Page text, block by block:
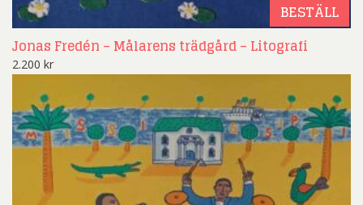
BESTÄLL
Jonas Fredén – Målarens trädgård – Litografi
2.200 kr